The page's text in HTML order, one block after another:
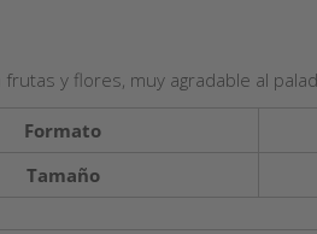
y flores, muy agradable al
Formato
Tamaño